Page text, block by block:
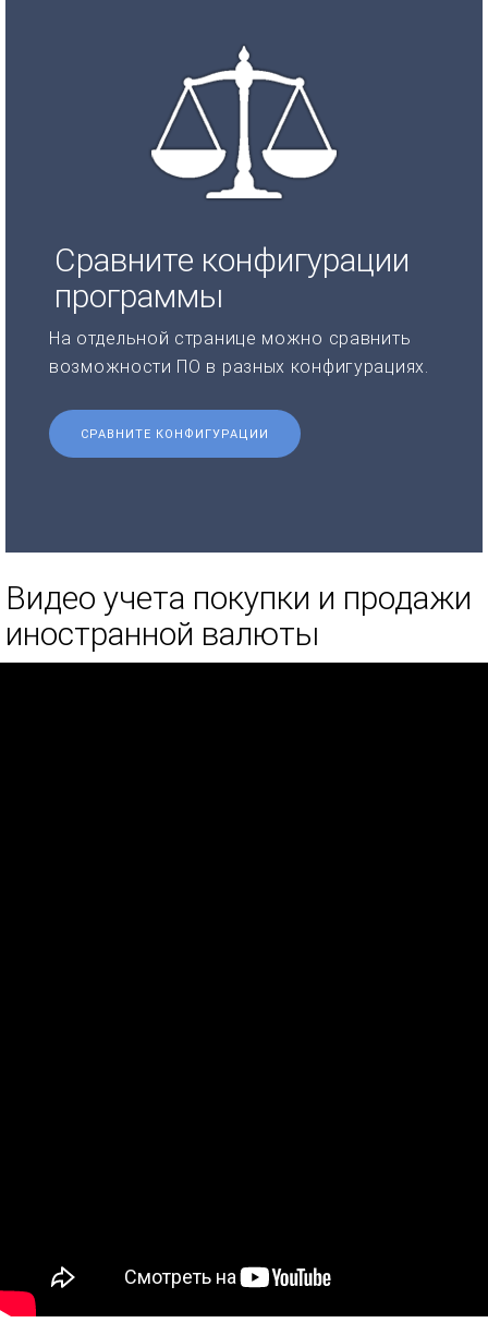
Сравните конфигурации
программы
На отдельной странице можно сравнить
возможности ПО в разных конфигурациях.
СРАВНИТЕ КОНФИГУРАЦИИ
Видео учета покупки и продажи
иностранной валюты